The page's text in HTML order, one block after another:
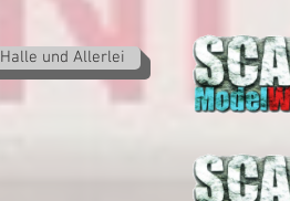
Halle und Allerlei